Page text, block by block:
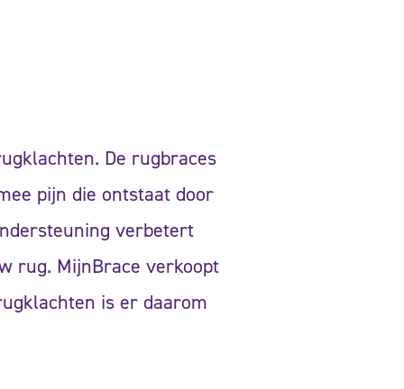
De rugbraces
pijn die ontstaat door
verbetert
rug. MijnBrace verkoopt
is er daarom